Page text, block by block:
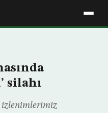
silahı
izlenimlerimiz